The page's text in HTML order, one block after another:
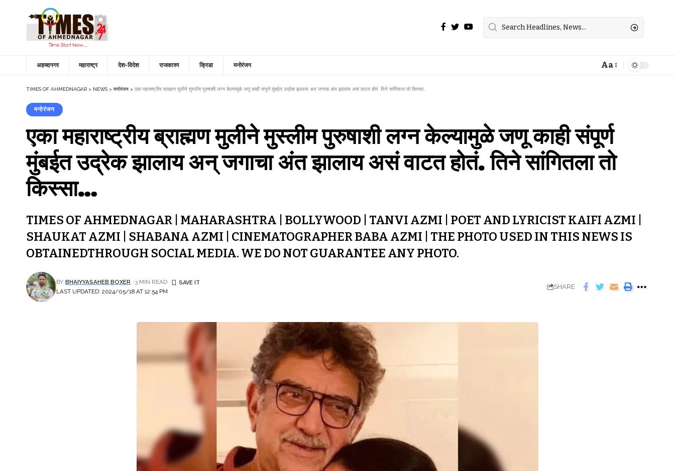
अहमदनगर महाराष्ट्र देश-विदेश राजकारण क्रिडा मनोरंजन Aa
TIMES OF AHMEDNAGAR > NEWS > मनोरंजन > एका महाराष्ट्रीय ब्राह्मण मुलीने मुस्लीम पुरुषाशी लग्न केल्यामुळे जणू काही संपूर्ण मुंबईत उद्रेक झालाय अन् जगाचा अंत झालाय असं वाटत होतं. तिने सांगितला तो किस्सा…
मनोरंजन
एका महाराष्ट्रीय ब्राह्मण मुलीने मुस्लीम पुरुषाशी लग्न केल्यामुळे जणू काही संपूर्ण
मुंबईत उद्रेक झालाय अन् जगाचा अंत झालाय असं वाटत होतं. तिने सांगितला तो
किस्सा…
TIMES OF AHMEDNAGAR | MAHARASHTRA | BOLLYWOOD | TANVI AZMI | POET AND LYRICIST KAIFI AZMI |
SHAUKAT AZMI | SHABANA AZMI | CINEMATOGRAPHER BABA AZMI | THE PHOTO USED IN THIS NEWS IS
OBTAINEDTHROUGH SOCIAL MEDIA. WE DO NOT GUARANTEE ANY PHOTO.
LAST UPDATED: 2024/05/18 AT 12:54 PM
BY BHAIYYASAHEB BOXER 3 MIN READ
SHARE